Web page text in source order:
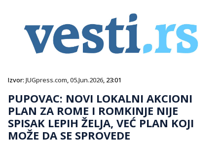
Izvor: JUGpress.com,05.Jun.2026, 23:01
PUPOVAC: NOVI LOKALNI AKCIONI
PLAN ZA ROME I ROMKINJE NIJE
SPISAK LEPIH ŽELJA, VEĆ PLAN KOJI
MOŽE DA SE SPROVEDE